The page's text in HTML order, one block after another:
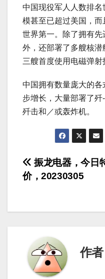
中国现役军人人数排
模甚至已超过美国，
世界第一。除了拥有
外，还部署了多艘核
三艘首度使用电磁弹射
中国拥有数量庞大的
步增长，大量部署了
歼击和／或轰炸机。
文
章
振龙电器，今日
价，20230305
作